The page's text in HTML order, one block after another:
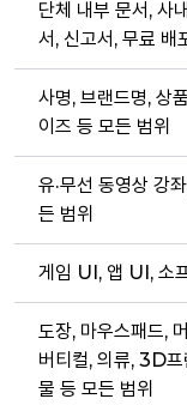
단체 내부 문서, 사
서, 신고서, 무료 배
사명, 브랜드명, 상
이즈 등 모든 범위
유·무선 동영상 강
든 범위
게임 UI, 앱 UI, 소
도장, 마우스패드,
버티컬, 의류, 3D
물 등 모든 범위